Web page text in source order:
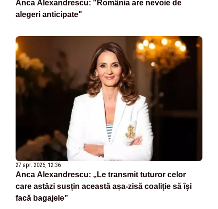
Anca Alexandrescu: "România are nevoie de
alegeri anticipate"
27 apr. 2026, 12:36
Anca Alexandrescu: „Le transmit tuturor celor
care astăzi susțin această așa-zisă coaliție să își
facă bagajele”